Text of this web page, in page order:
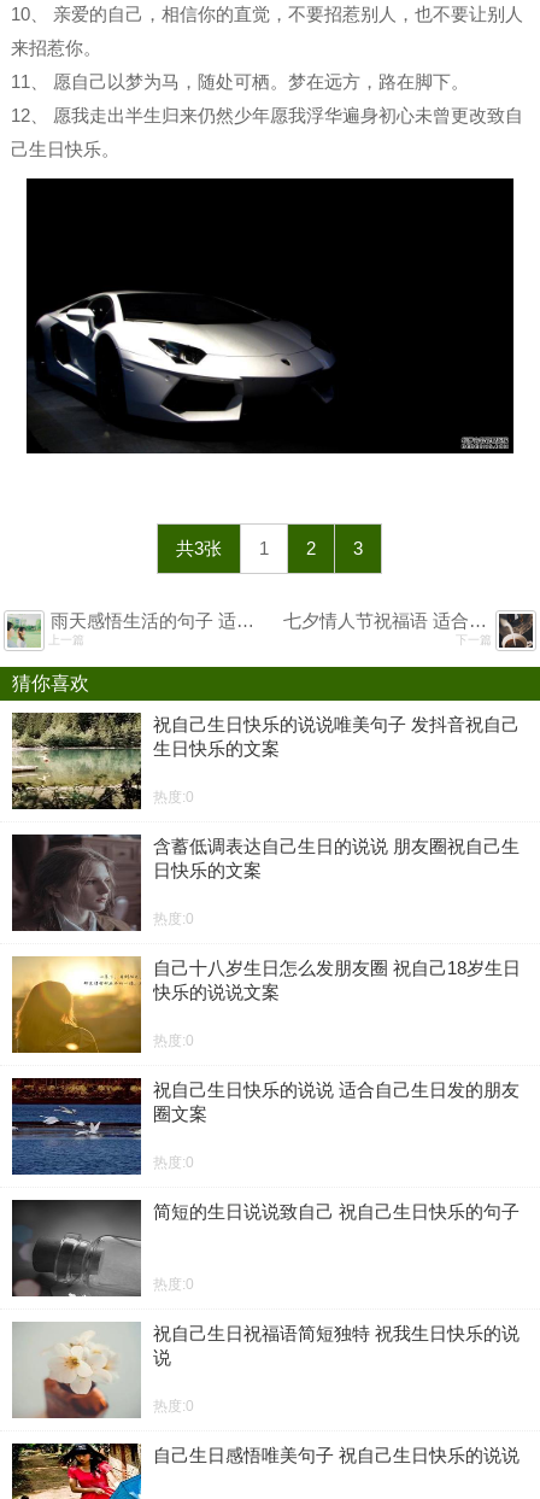
10、 亲爱的自己，相信你的直觉，不要招惹别人，也不要让别人
来招惹你。
11、 愿自己以梦为马，随处可栖。梦在远方，路在脚下。
12、 愿我走出半生归来仍然少年愿我浮华遍身初心未曾更改致自
己生日快乐。
共3张 1 2 3
雨天感悟生活的句子 适合下雨天发的朋友圈说说心情文案
上一篇
七夕情人节祝福语 适合情人节发的文案2020
下一篇
猜你喜欢
祝自己生日快乐的说说唯美句子 发抖音祝自己
生日快乐的文案
热度:0
含蓄低调表达自己生日的说说 朋友圈祝自己生
日快乐的文案
热度:0
自己十八岁生日怎么发朋友圈 祝自己18岁生日
快乐的说说文案
热度:0
祝自己生日快乐的说说 适合自己生日发的朋友
圈文案
热度:0
简短的生日说说致自己 祝自己生日快乐的句子
热度:0
祝自己生日祝福语简短独特 祝我生日快乐的说
说
热度:0
自己生日感悟唯美句子 祝自己生日快乐的说说